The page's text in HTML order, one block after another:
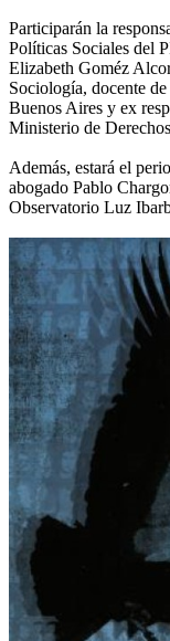
Participarán la
Políticas Sociales del
Elizabeth Goméz
Sociología, docente
Buenos Aires y ex
Ministerio de
Además, estará el
abogado Pablo
Observatorio Luz